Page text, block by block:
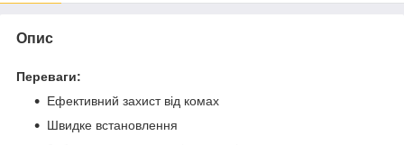
Опис
Переваги:
Ефективний захист від комах
Швидке встановлення